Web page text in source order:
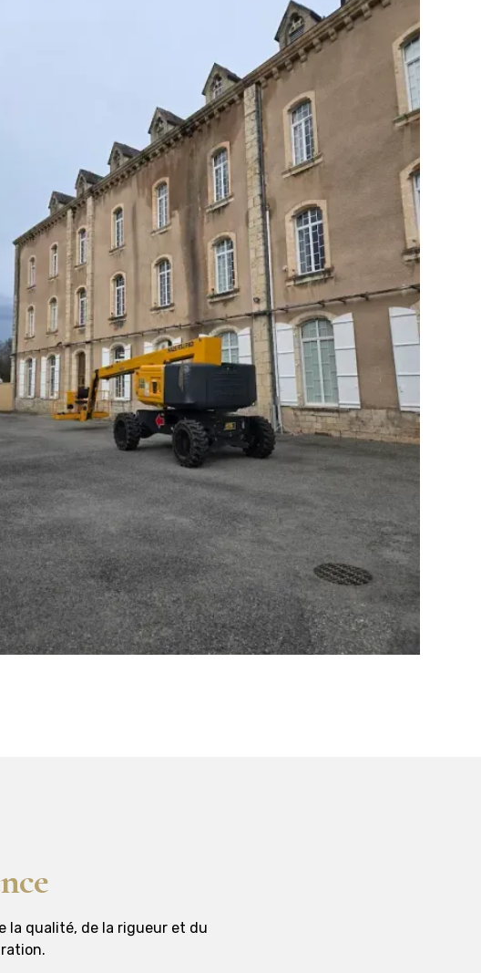
qualité, de la rigueur et du